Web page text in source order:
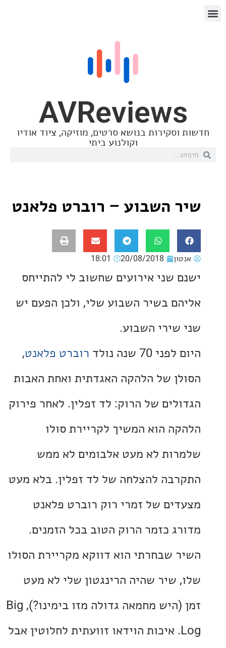
בנושא סרטים, מוזיקה, ציוד אודיו
וקולנוע ביתי
השבוע – רוברט פלאנט
20/08/2018
18:01
שני אירועים שחשוב לי להתייחס
בשיר השבוע שלי, ולכן הפעם יש
השבוע.
שנה נולד
רוברט פלאנט,
של הלהקה האגדתית ואחת האבות
של הרוק: לד זפלין. לאחר פירוק
הוא המשיך לקריירת סולו
לא מעט אלבומים לא ממש
להצלחה של לד זפלין. בלא מעט
של זמרי רוק רוברט פלאנט
כזמר הרוק הטוב בכל הזמנים.
שבחרתי הוא דווקא מקריירת הסולו
שיר שהיה הרינגטון שלי לא מעט
זמן (היש מחמאה גדולה מזו בימינו?), Big
Log. איכות הוידאו זוועתית לחלוטין אבל